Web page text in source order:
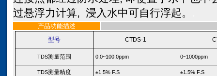
过悬浮力计算, 浸入水中可自行浮起。
产品功能描述
型号
CTDS-1 C
TDS测量范围 0.0~100.0ppm 0~1000ppm
TDS测量精度 ±1.5% F.S ±1.5% F.S